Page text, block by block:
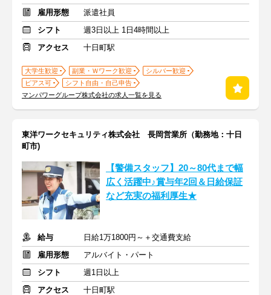
雇用形態
派遣社員
シフト
週3日以上 1日4時間以上
アクセス
十日町駅
大学生歓迎 副業・Ｗワーク歓迎
シルバー歓迎
ピアス可
シフト自由・自己申告
マンパワーグループ株式会社の求人一覧を見る
東洋ワークセキュリティ株式会社 長岡営業所（勤務地：十日
町市)
【警備スタッフ】20～80代まで幅
広く活躍中♪賞与年2回＆日給保証
など充実の福利厚生★
給与
日給1万1800円～＋交通費支給
雇用形態
アルバイト・パート
シフト
週1日以上
アクセス
十日町駅